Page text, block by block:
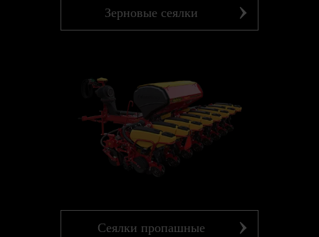
Зерновые сеялки
Сеялки пропашные